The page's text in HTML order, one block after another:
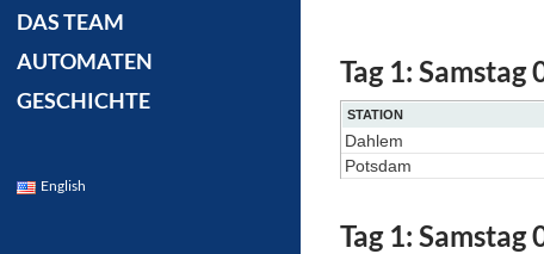
Tag 1:
STATION
Dahlem
Potsdam
Tag 1:
DAS TEAM
AUTOMATEN
GESCHICHTE
English